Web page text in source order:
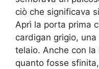
ciò che significava
Aprì la porta prima
cardigan grigio,
telaio. Anche con
quanto fosse